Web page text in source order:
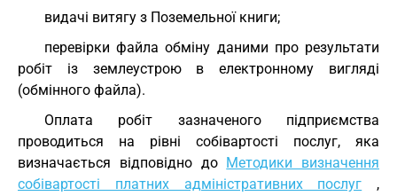
видачі витягу з Поземельної книги;
перевірки файла обміну даними про результати
робіт із землеустрою в електронному вигляді
(обмінного файла).
Оплата робіт зазначеного підприємства
проводиться на рівні собівартості послуг, яка
визначається відповідно до Методики визначення
собівартості платних адміністративних послуг ,